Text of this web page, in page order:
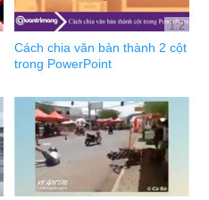
1:2
Cách chia văn bản thành 2 cột
trong PowerPoint